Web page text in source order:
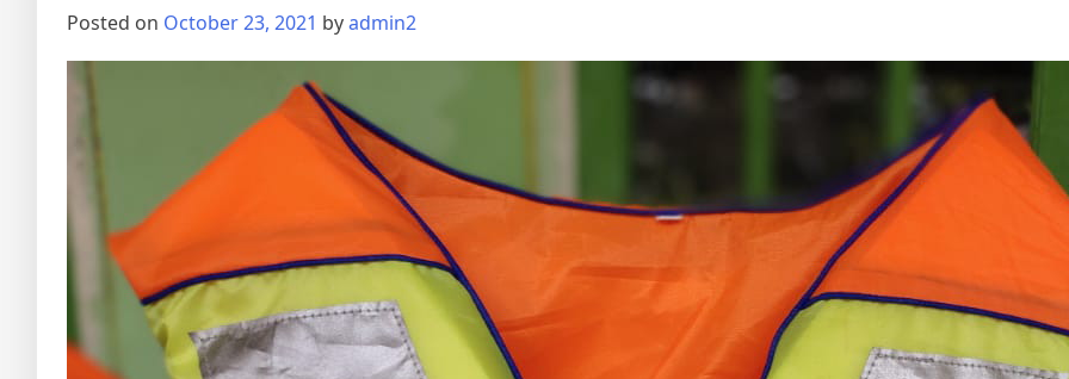
Posted on October 23, 2021 byadmin2